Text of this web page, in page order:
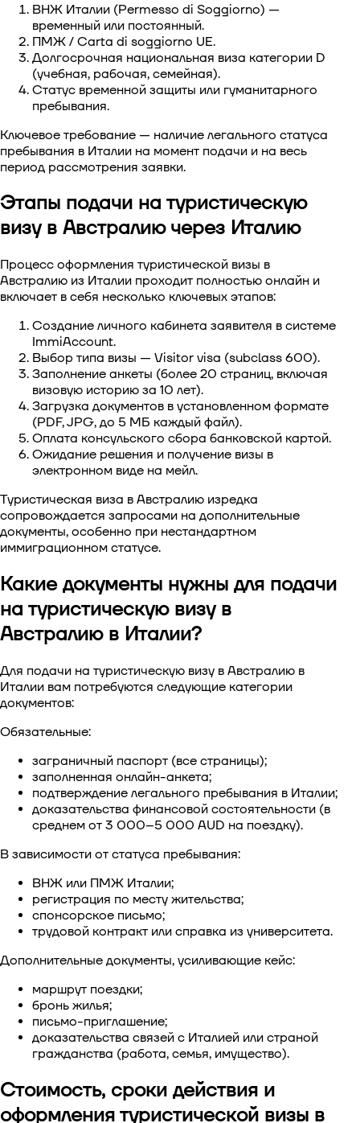
ВНЖ Италии (Permesso di Soggiorno) —
временный или постоянный.
ПМЖ / Carta di soggiorno UE.
Долгосрочная национальная виза категории D
(учебная, рабочая, семейная).
Статус временной защиты или гуманитарного
пребывания.
Ключевое требование — наличие легального статуса
пребывания в Италии на момент подачи и на весь
период рассмотрения заявки.
Этапы подачи на туристическую
визу в Австралию через Италию
Процесс оформления туристической визы в
Австралию из Италии проходит полностью онлайн и
включает в себя несколько ключевых этапов:
Создание личного кабинета заявителя в системе
ImmiAccount.
Выбор типа визы — Visitor visa (subclass 600).
Заполнение анкеты (более 20 страниц, включая
визовую историю за 10 лет).
Загрузка документов в установленном формате
(PDF, JPG, до 5 МБ каждый файл).
Оплата консульского сбора банковской картой.
Ожидание решения и получение визы в
электронном виде на мейл.
Туристическая виза в Австралию изредка
сопровождается запросами на дополнительные
документы, особенно при нестандартном
иммиграционном статусе.
Какие документы нужны для подачи
на туристическую визу в
Австралию в Италии?
Для подачи на туристическую визу в Австралию в
Италии вам потребуются следующие категории
документов:
Обязательные:
заграничный паспорт (все страницы);
заполненная онлайн-анкета;
подтверждение легального пребывания в Италии;
доказательства финансовой состоятельности (в
среднем от 3 000–5 000 AUD на поездку).
В зависимости от статуса пребывания:
ВНЖ или ПМЖ Италии;
регистрация по месту жительства;
спонсорское письмо;
трудовой контракт или справка из университета.
Дополнительные документы, усиливающие кейс:
маршрут поездки;
бронь жилья;
письмо-приглашение;
доказательства связей с Италией или страной
гражданства (работа, семья, имущество).
Стоимость, сроки действия и
оформления туристической визы в